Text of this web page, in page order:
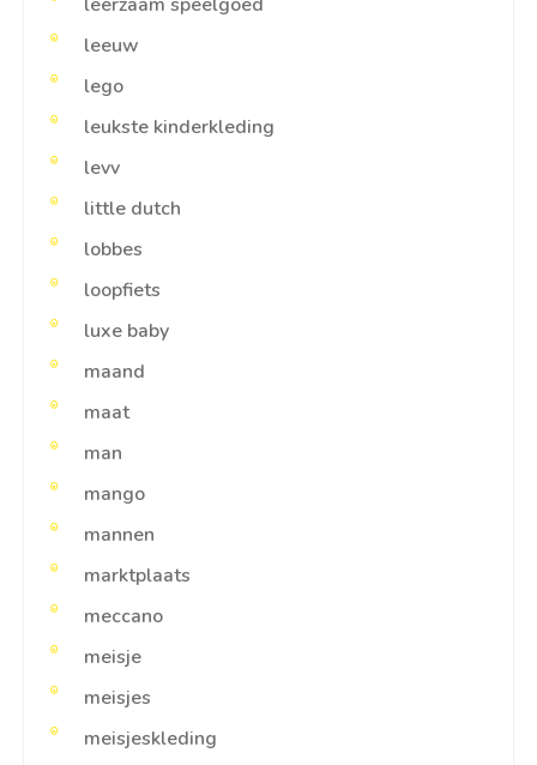
leeuw
lego
leukste kinderkleding
levv
little dutch
lobbes
loopfiets
luxe baby
maand
maat
man
mango
mannen
marktplaats
meccano
meisje
meisjes
meisjeskleding